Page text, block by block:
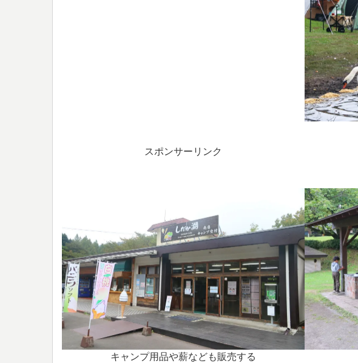
スポンサーリンク
キャンプ用品や薪なども販売する